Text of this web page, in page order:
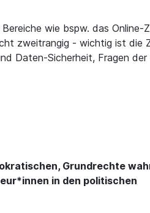
wie bspw. das Online-
zweitrangig - wichtig ist die
Daten-Sicherheit, Fragen der
Grundrechte
in den politischen